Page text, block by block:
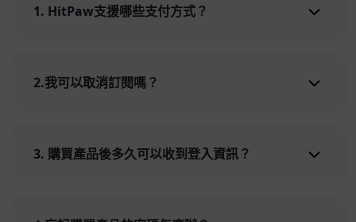
1. HitPaw支援哪些支付方式？
2.我可以取消訂閱嗎？
3. 購買產品後多久可以收到登入資訊？